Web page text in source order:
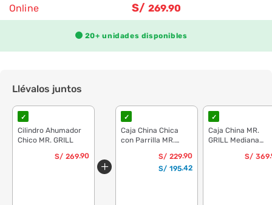
Online S/ 269.90
20+ unidades disponibles
Llévalos juntos
✓
Cilindro Ahumador
Chico MR. GRILL
S/ 269.90
✓
Caja China Chica
con Parrilla MR.
S/ 229.90
S/ 195.42
✓
Caja China MR.
GRILL Mediana
S/ 369